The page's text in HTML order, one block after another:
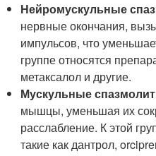
Нейромускульные
нервные окончания,
импульсов, что
группе относятся
метаксалол и другие.
Мускульные
мышцы, уменьшая их
расслабление. К этой
такие как дантрол,